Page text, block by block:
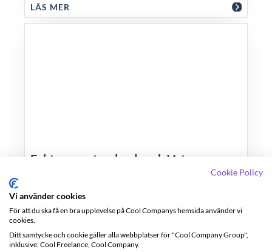
LÄS MER
Fakturera utomlands och Vat-nummer
LÄS MER
Sida 2 av 2 « 1 2
Cookie Policy
Vi använder cookies
För att du ska få en bra upplevelse på Cool Companys hemsida använder vi
cookies.
Ditt samtycke och cookie gäller alla webbplatser för "Cool Company Group",
inklusive: Cool Freelance, Cool Company.